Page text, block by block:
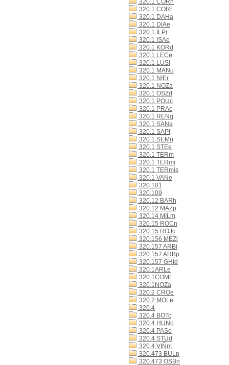
320.1 CORn
320.1 CORr
320.1 DAHa
320.1 DIAe
320.1 ILPr
320.1 ISAe
320.1 KORd
320.1 LECe
320.1 LUSl
320.1 MANu
320.1 NIEr
320.1 NOZa
320.1 OSZd
320.1 POUc
320.1 PRAc
320.1 RENq
320.1 SANa
320.1 SAPt
320.1 SEMn
320.1 STEe
320.1 TERm
320.1 TERmi
320.1 TERmis
320.1 VANe
320.101
320.109
320.12 BARh
320.12 MAZp
320.14 MILm
320.15 ROCn
320.15 ROJc
320.156 MEZl
320.157 ARBi
320.157 ARBp
320.157 GHId
320.1ARLe
320.1COMf
320.1NOZa
320.2 CROe
320.2 MOLe
320.4
320.4 BOTc
320.4 HUNo
320.4 PASo
320.4 STUd
320.4 VIÑm
320.473 BULp
320.473 OSBn